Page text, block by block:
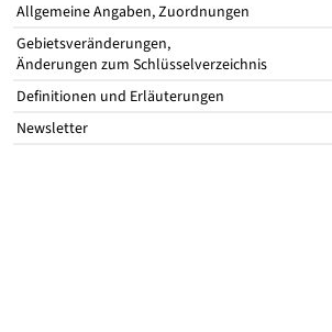
Allgemeine Angaben, Zuordnungen
Gebietsveränderungen,
Änderungen zum Schlüsselverzeichnis
Definitionen und Erläuterungen
Newsletter